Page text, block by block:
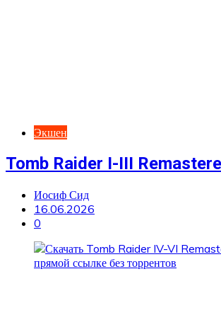
Экшен
Tomb Raider I-III
Иосиф Сид
16.06.2026
0